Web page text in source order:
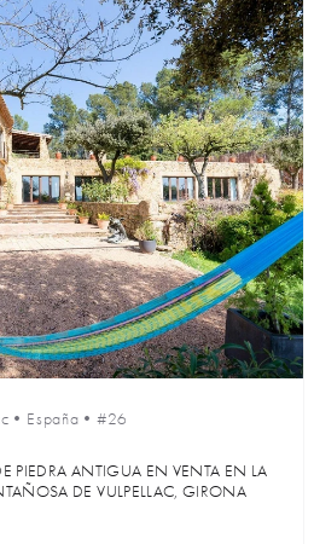
• España •#26
ANTIGUA EN VENTA EN LA
DE VULPELLAC, GIRONA